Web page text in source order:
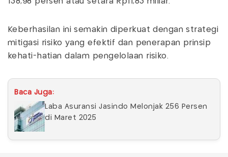
Keberhasilan ini semakin diperkuat dengan strategi
mitigasi risiko yang efektif dan penerapan prinsip
kehati-hatian dalam pengelolaan risiko.
Baca Juga:
Laba Asuransi Jasindo Melonjak 256 Persen
di Maret 2025